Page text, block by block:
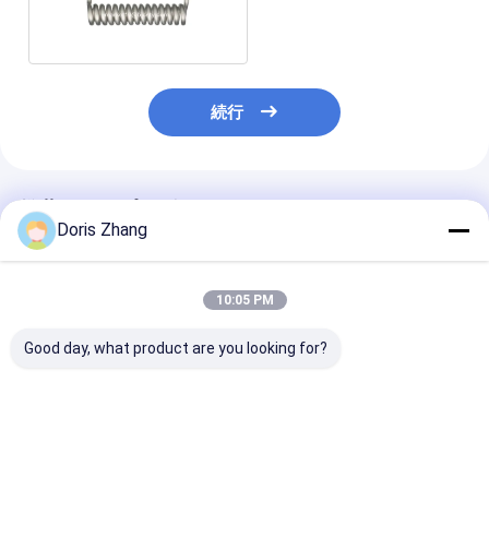
続行
推薦されたプロダクト
Doris Zhang
10:05 PM
Good day, what product are you looking for?